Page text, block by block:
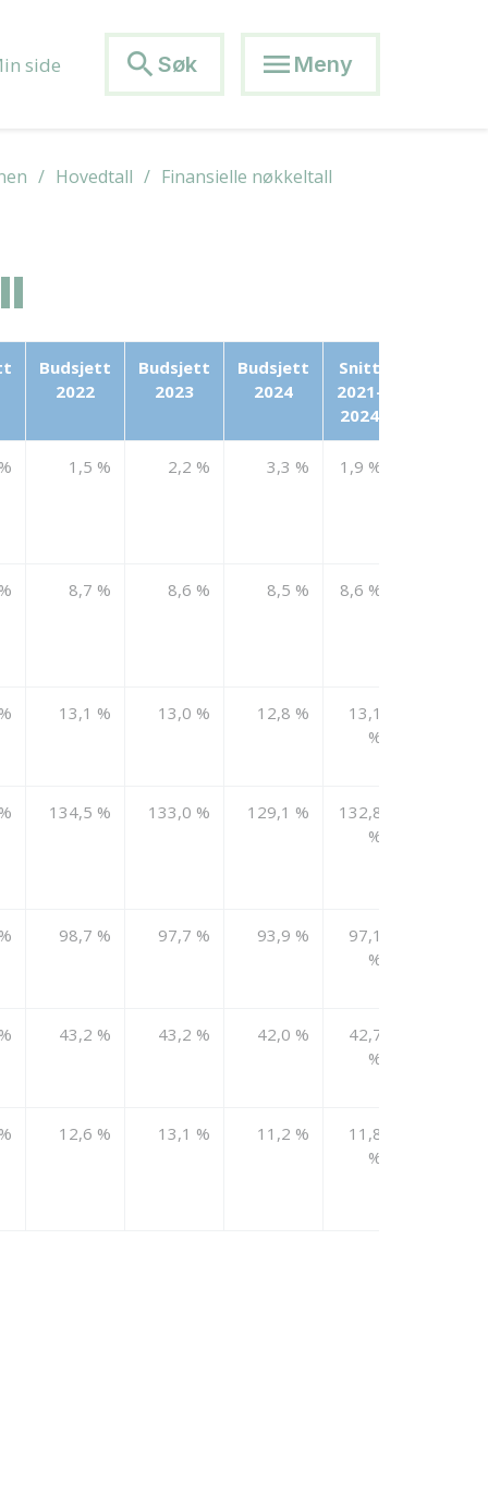
side search Søk menu Meny
Hovedtall Finansielle nøkkeltall
Budsjett
2022
Budsjett
2023
Budsjett
2024
Snitt
2021-
2024
1,5 % 2,2 % 3,3 % 1,9 %
8,7 % 8,6 % 8,5 % 8,6 %
13,1 % 13,0 % 12,8 %
13,1
%
134,5 % 133,0 % 129,1 %
132,8
%
98,7 % 97,7 % 93,9 %
97,1
%
43,2 % 43,2 % 42,0 %
42,7
%
12,6 % 13,1 % 11,2 %
11,8
%